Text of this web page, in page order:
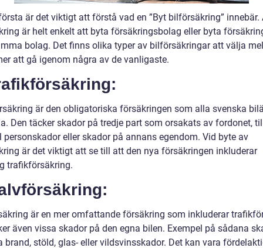
är det viktigt att förstå vad en ”Byt bilförsäkring” innebär.
är helt enkelt att byta försäkringsbolag eller byta
bolag. Det finns olika typer av bilförsäkringar att välja
att gå igenom några av de vanligaste.
är den obligatoriska försäkringen som alla svenska
Den täcker skador på tredje part som orsakats av fordonet,
personskador eller skador på annans egendom. Vid byte av
är det viktigt att se till att den nya försäkringen inkluderar
trafikförsäkring.
är en mer omfattande försäkring som inkluderar
även vissa skador på den egna bilen. Exempel på sådana
brand, stöld, glas- eller vildsvinsskador. Det kan vara